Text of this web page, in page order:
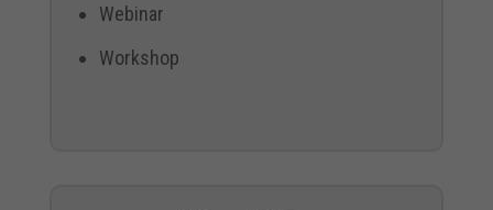
Webinar
Workshop